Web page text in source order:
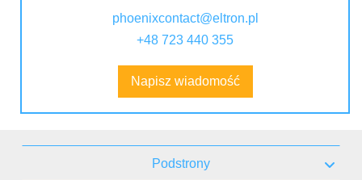
phoenixcontact@eltron.pl
+48 723 440 355
Napisz wiadomość
Podstrony